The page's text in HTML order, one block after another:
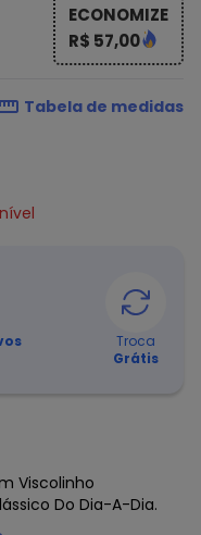
ECONOMIZE
R$ 57,00
Tabela de medidas
Troca
Grátis
Viscolinho
Do Dia-A-Dia.